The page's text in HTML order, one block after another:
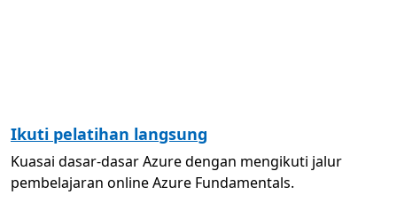
Ikuti pelatihan langsung
Kuasai dasar-dasar Azure dengan mengikuti jalur
pembelajaran online Azure Fundamentals.